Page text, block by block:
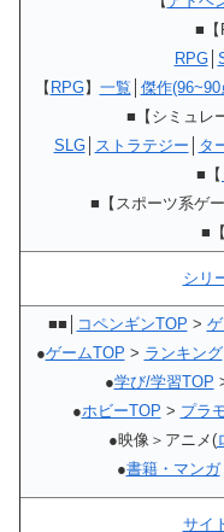
■【
RPG│
【 RPG】 一覧 傑作(96~90
■【シミュレ
SLG│ ストラテジー タ
■【
■【スポーツ系ゲ
■【
シリ
■■│ コペンギンTOP >
●ゲームTOP > ランキング│
●学び/学習TOP
●ホビーTOP > プラ
●映像＞アニメ(
●書籍・マンガ
サイ